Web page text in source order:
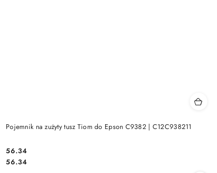
Pojemnik na zużyty tusz Tiom do Epson C9382 | C12C938211
Cena:
56.34
Cena:
56.34